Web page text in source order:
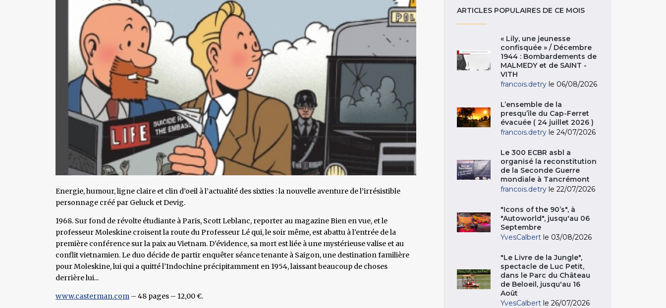
Energie, humour, ligne claire et clin d’oeil à l’actualité des sixties : la nouvelle aventure de l’irrésistible
personnage créé par Geluck et Devig.
1968. Sur fond de révolte étudiante à Paris, Scott Leblanc, reporter au magazine Bien en vue, et le
professeur Moleskine croisent la route du Professeur Lé qui, le soir même, est abattu à l’entrée de la
première conférence sur la paix au Vietnam. D’évidence, sa mort est liée à une mystérieuse valise et au
conflit vietnamien. Le duo décide de partir enquêter séance tenante à Saigon, une destination familière
pour Moleskine, lui qui a quitté l’Indochine précipitamment en 1954, laissant beaucoup de choses
derrière lui...
www.casterman.com – 48 pages – 12,00 €.
ARTICLES POPULAIRES DE CE MOIS
« Lily, une jeunesse
confisquée » / Décembre
1944 : Bombardements de
MALMEDY et de SAINT -
VITH
francois.detry le 06/08/2026
L’ensemble de la
presqu’île du Cap-Ferret
évacuée ( 24 juillet 2026 )
francois.detry le 24/07/2026
Le 300 ECBR asbl a
organisé la reconstitution
de la Seconde Guerre
mondiale à Tancrémont
francois.detry le 22/07/2026
"Icons of the 90’s", à
"Autoworld", jusqu'au 06
Septembre
YvesCalbert le 03/08/2026
"Le Livre de la Jungle",
spectacle de Luc Petit,
dans le Parc du Château
de Beloeil, jusqu'au 16
Août
YvesCalbert le 26/07/2026